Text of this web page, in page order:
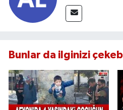
Bunlar da ilginizi